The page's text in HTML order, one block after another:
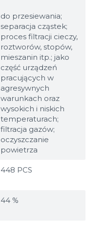
do przesiewania;
separacja cząstek;
proces filtracji cieczy,
roztworów, stopów,
mieszanin itp.; jako
część urządzeń
pracujących w
agresywnych
warunkach oraz
wysokich i niskich
temperaturach;
filtracja gazów;
oczyszczanie
powietrza
448 PCS
44 %